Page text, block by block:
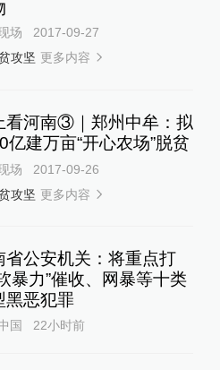
场
2017-09-27
攻坚 更多内容
看河南③｜郑州中牟：拟
亿建万亩“开心农场”脱贫
场
2017-09-26
攻坚 更多内容
省公安机关：将重点打
暴力”催收、网暴等十类
黑恶犯罪
国 22小时前